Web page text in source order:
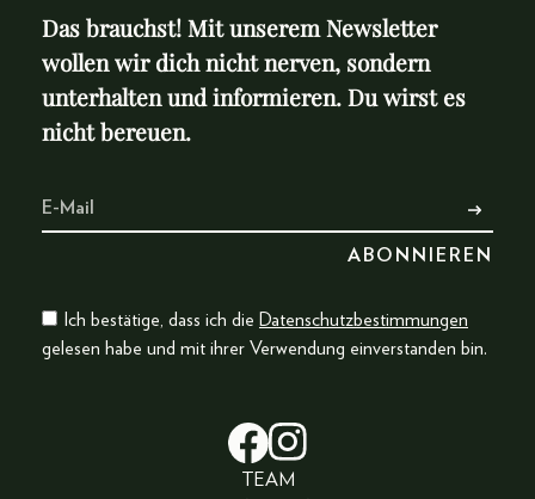
Das brauchst! Mit unserem Newsletter
wollen wir dich nicht nerven, sondern
unterhalten und informieren. Du wirst es
nicht bereuen.
Ich bestätige, dass ich die Datenschutzbestimmungen
gelesen habe und mit ihrer Verwendung einverstanden bin.
TEAM